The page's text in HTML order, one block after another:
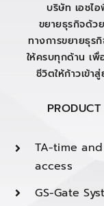
บริษัท เอชไ
ขยายธุรกิจด้ว
ทางการขยายธุร
ให้ครบทุกด้าน เ
ชีวิตให้ก้าวเข้
PRODUCT
TA-time and
access
GS-Gate